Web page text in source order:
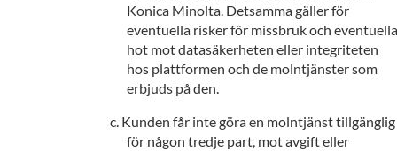
Konica Minolta. Detsamma gäller för
eventuella risker för missbruk och eventuella
hot mot datasäkerheten eller integriteten
hos plattformen och de molntjänster som
erbjuds på den.
Kunden får inte göra en molntjänst tillgänglig
för någon tredje part, mot avgift eller